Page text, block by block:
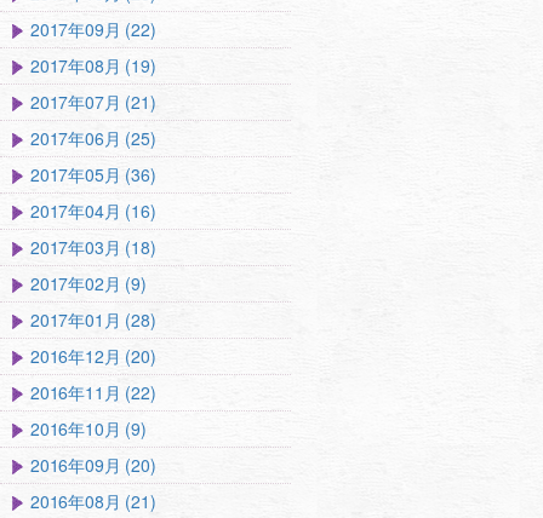
2017年09月 (22)
2017年08月 (19)
2017年07月 (21)
2017年06月 (25)
2017年05月 (36)
2017年04月 (16)
2017年03月 (18)
2017年02月 (9)
2017年01月 (28)
2016年12月 (20)
2016年11月 (22)
2016年10月 (9)
2016年09月 (20)
2016年08月 (21)